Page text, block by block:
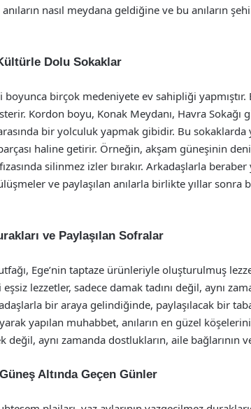
nasıl meydana geldiğine ve bu anıların
Dolu Sokaklar
boyunca birçok medeniyete ev sahipliği
Kordon boyu, Konak Meydanı, Havra
bir yolculuk yapmak gibidir. Bu
haline getirir. Örneğin, akşam güneşinin
silinmez izler bırakır. Arkadaşlarla
ve paylaşılan anılarla birlikte yıllar
ve Paylaşılan Sofralar
Ege’nin taptaze ürünleriyle oluşturulmuş
lezzetler, sadece damak tadını değil, aynı
bir araya gelindiğinde, paylaşılacak bir
yapılan muhabbet, anıların en güzel
değil, aynı zamanda dostlukların, aile bağlarının
Altında Geçen Günler